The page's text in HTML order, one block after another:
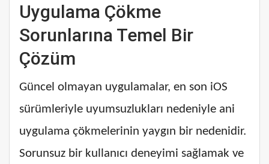
Uygulama Çökme
Sorunlarına Temel Bir
Çözüm
Güncel olmayan uygulamalar, en son iOS
sürümleriyle uyumsuzlukları nedeniyle ani
uygulama çökmelerinin yaygın bir nedenidir.
Sorunsuz bir kullanıcı deneyimi sağlamak ve